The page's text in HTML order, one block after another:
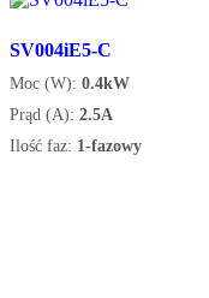
SV004iE5-C
Moc (W): 0.4kW
Prąd (A): 2.5A
Ilość faz: 1-fazowy